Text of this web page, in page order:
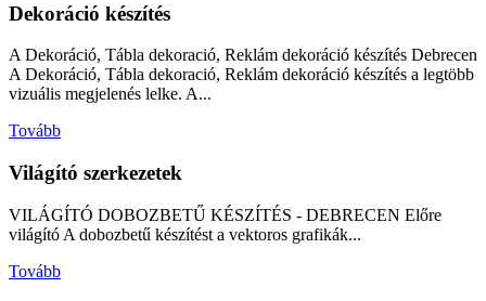
Dekoráció készítés
A Dekoráció, Tábla dekoració, Reklám dekoráció készítés Debrecen
A Dekoráció, Tábla dekoració, Reklám dekoráció készítés a legtöbb
vizuális megjelenés lelke. A...
Tovább
Világító szerkezetek
VILÁGÍTÓ DOBOZBETŰ KÉSZÍTÉS - DEBRECEN Előre
világító A dobozbetű készítést a vektoros grafikák...
Tovább